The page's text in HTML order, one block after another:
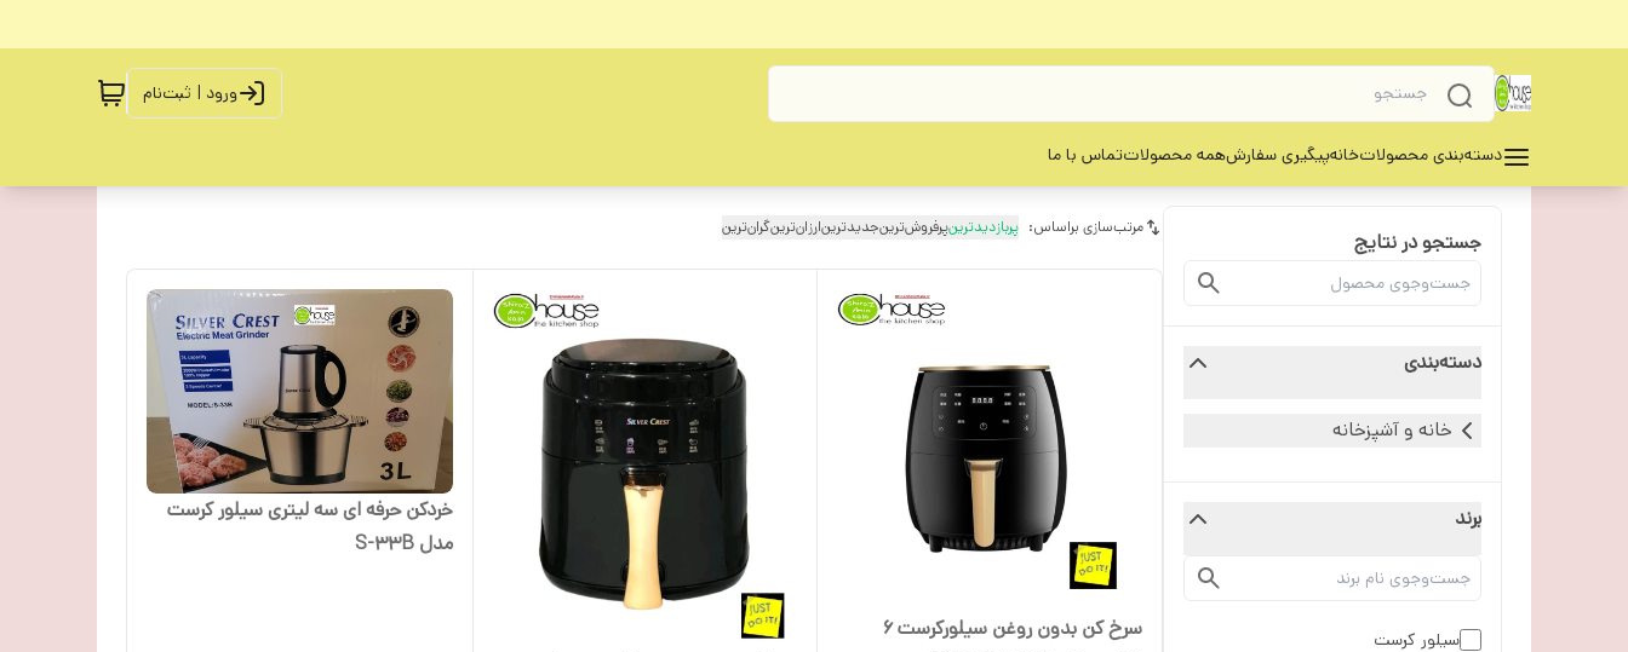
ورود | ثبت‌نام
دسته‌بندی محصولاتخانهپیگیری سفارشهمه محصولاتتماس با ما
جستجو در نتایج
دسته‌بندی
خانه و آشپزخانه
برند
سیلور کرست
مرتب‌سازی براساس: پربازدیدترینپرفروش‌ترینجدیدترینارزان‌ترینگران‌ترین
سرخ کن بدون روغن سیلورکرست 6
خردکن حرفه ای سه لیتری سیلور کرست
مدل S-33B